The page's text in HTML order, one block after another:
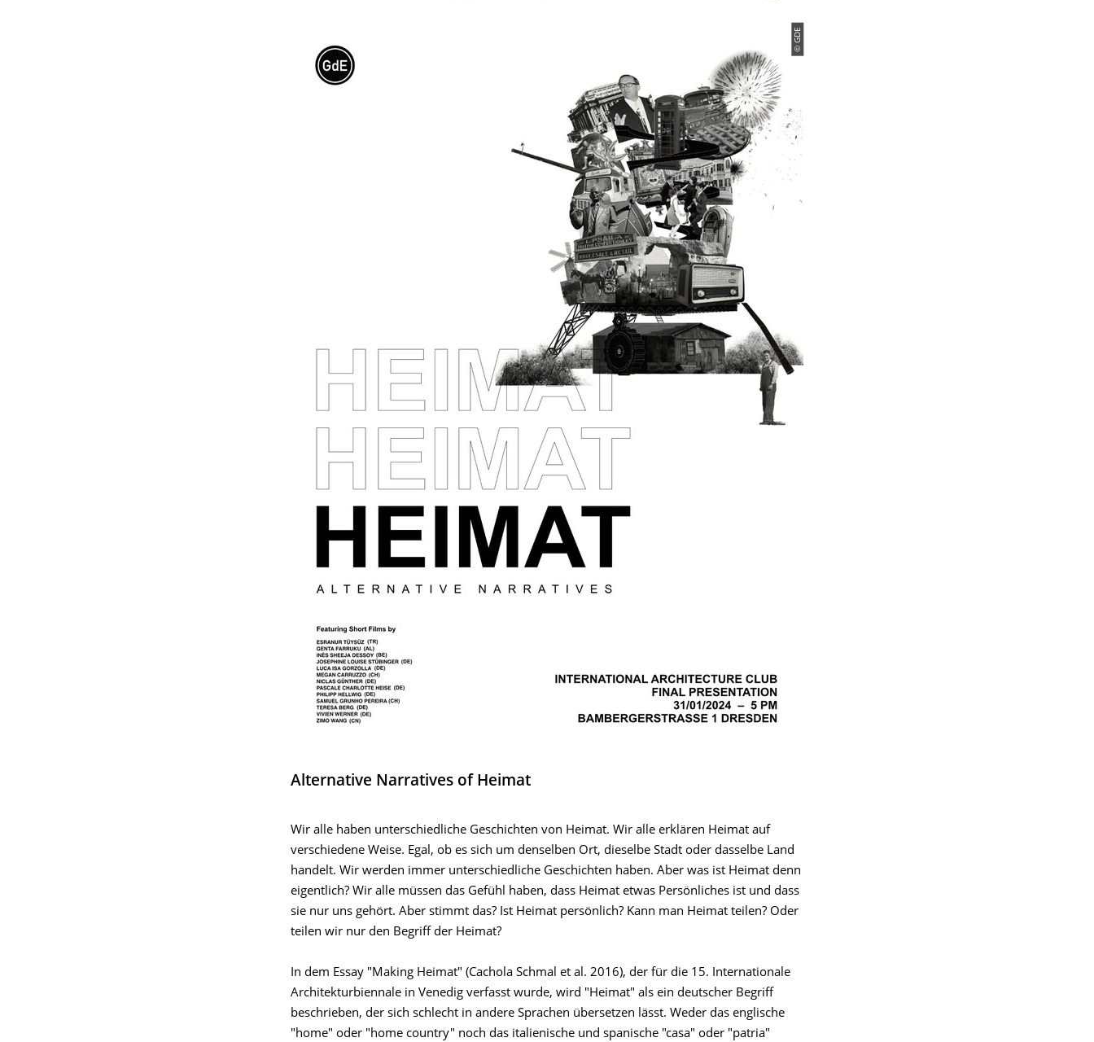
© GDE
Alternative Narratives of Heimat
Wir alle haben unterschiedliche Geschichten von Heimat. Wir alle erklären Heimat auf
verschiedene Weise. Egal, ob es sich um denselben Ort, dieselbe Stadt oder dasselbe Land
handelt. Wir werden immer unterschiedliche Geschichten haben. Aber was ist Heimat denn
eigentlich? Wir alle müssen das Gefühl haben, dass Heimat etwas Persönliches ist und dass
sie nur uns gehört. Aber stimmt das? Ist Heimat persönlich? Kann man Heimat teilen? Oder
teilen wir nur den Begriff der Heimat?
In dem Essay "Making Heimat" (Cachola Schmal et al. 2016), der für die 15. Internationale
Architekturbiennale in Venedig verfasst wurde, wird "Heimat" als ein deutscher Begriff
beschrieben, der sich schlecht in andere Sprachen übersetzen lässt. Weder das englische
"home" oder "home country" noch das italienische und spanische "casa" oder "patria"